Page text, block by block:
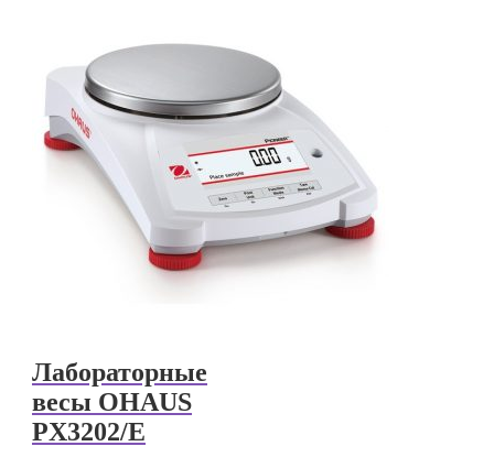
Лабораторные
весы OHAUS
PX3202/E